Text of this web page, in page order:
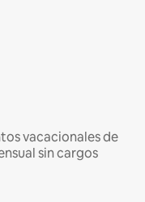
vacacionales de
sin cargos